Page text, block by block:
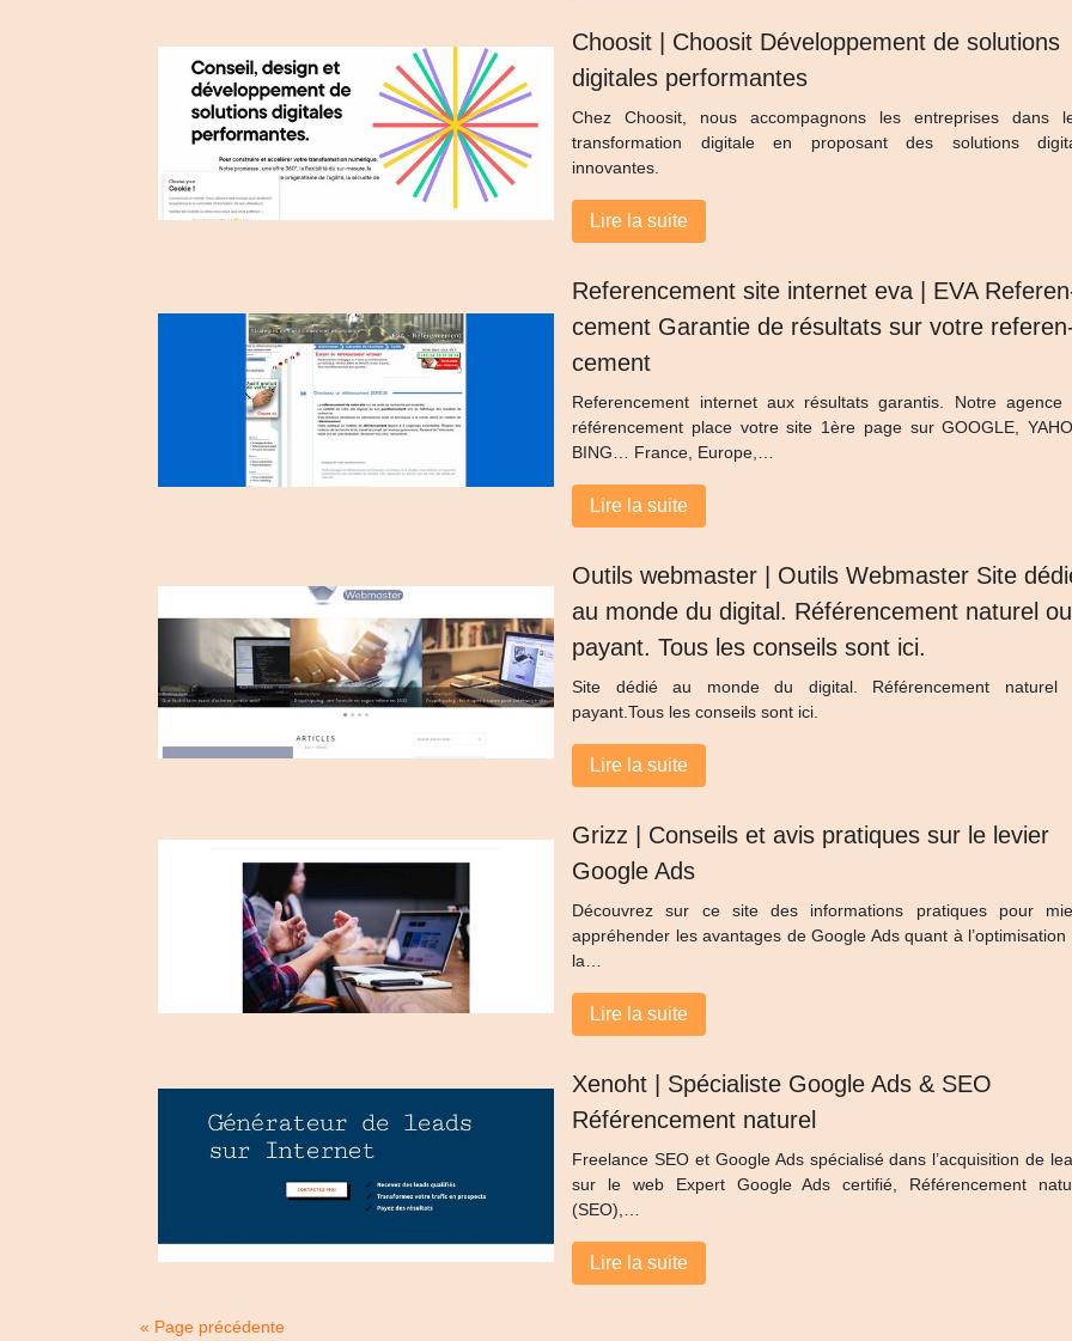
Choosit | Choosit Dévelop­pe­ment de solutions
digitales perfor­man­tes
Chez Choosit, nous accompagnons les entreprises dans
transformation digitale en proposant des solutions
innovantes.
Lire la suite
Referen­ce­ment site internet eva | EVA
ce­ment Garantie de résultats sur votre
ce­ment
Referencement internet aux résultats garantis. Notre agence
référencement place votre site 1ère page sur GOOGLE,
BING… France, Europe,…
Lire la suite
Outils webmaster | Outils Webmaster Site
au monde du digital. Référen­ce­ment naturel ou
payant. Tous les conseils sont ici.
Site dédié au monde du digital. Référencement naturel
payant.Tous les conseils sont ici.
Lire la suite
Grizz | Conseils et avis pratiques sur le levier
Google Ads
Découvrez sur ce site des informations pratiques pour
appréhender les avantages de Google Ads quant à l’optimisation
la…
Lire la suite
Xenoht | Spécialiste Google Ads & SEO
Référen­ce­ment naturel
Freelance SEO et Google Ads spécialisé dans l’acquisition de
sur le web Expert Google Ads certifié, Référencement
(SEO),…
Lire la suite
« Page précédente